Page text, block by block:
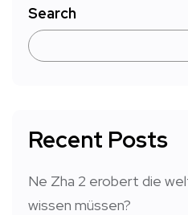
Search
Recent Posts
Ne Zha 2 erobert die
wissen müssen?